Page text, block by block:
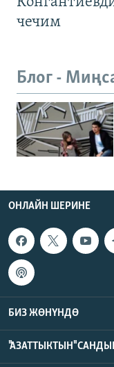
чечим
Блог -
ОНЛАЙН ШЕРИНЕ
БИЗ ЖӨНҮНДӨ
"АЗАТТЫКТЫН"